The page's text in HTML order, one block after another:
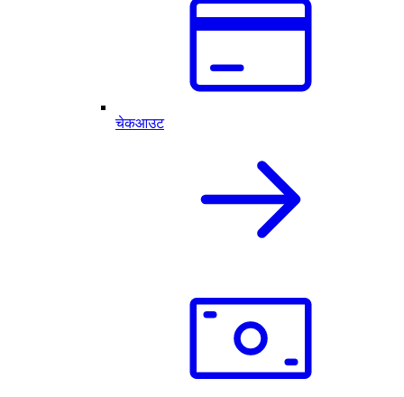
चेकआउट